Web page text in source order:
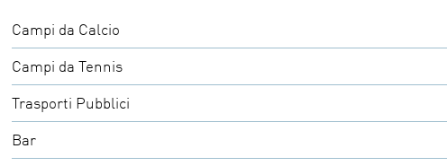
Campi da Calcio
Campi da Tennis
Trasporti Pubblici
Bar